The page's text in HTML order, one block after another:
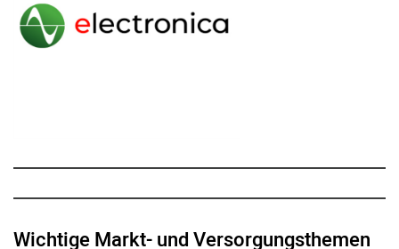
Wichtige Markt- und Versorgungsthemen